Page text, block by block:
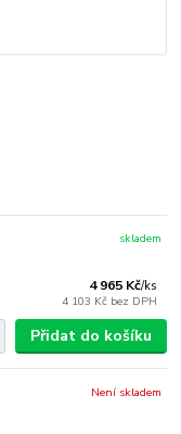
4 965 Kč/ks
4 103 Kč bez DPH
skladem
Přidat do košíku
Není skladem